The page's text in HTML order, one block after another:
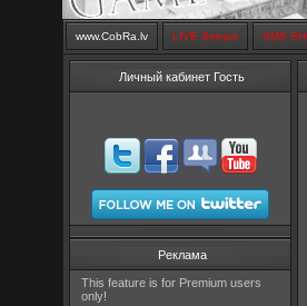
www.CobRa.lv LIVE Stream SMS
Личный кабинет Гость
Реклама
This feature is for Premium users
only!